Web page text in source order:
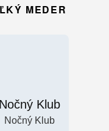
MEDER
Nočný Klub
Nočný Klub